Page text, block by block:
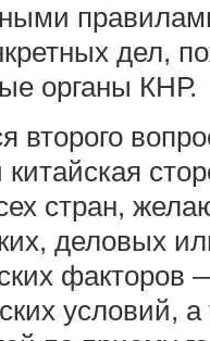
дел,
органы КНР.
второго
стран,
деловых
факторов
условий,